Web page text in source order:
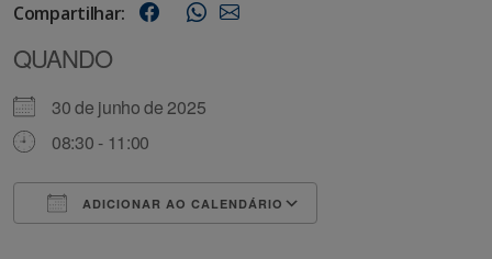
Compartilhar:
QUANDO
30 de junho de 2025
08:30 - 11:00
ADICIONAR AO CALENDÁRIO